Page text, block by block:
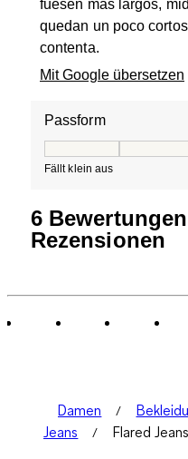
fuesen más largos,
quedan un poco
contenta.
Mit Google übersetzen
Passform
Fällt klein aus
6
Rezensionen
Damen
Jeans
Flared